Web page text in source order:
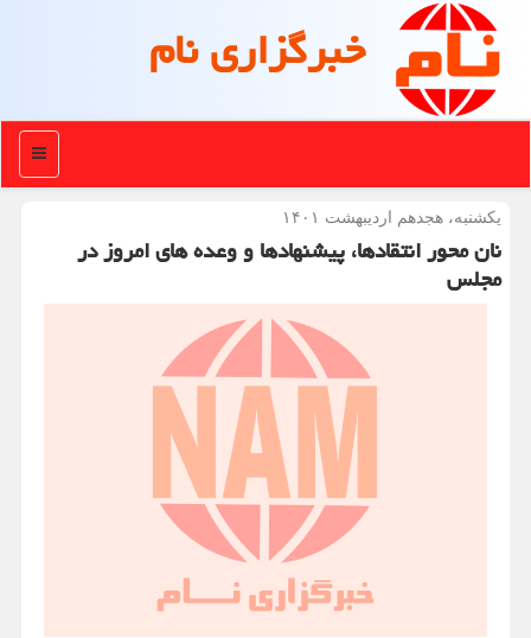
خبرگزاری نام
منو
یكشنبه، هجدهم اردیبهشت ۱۴۰۱
نان محور انتقادها، پیشنهادها و وعده های امروز در
مجلس